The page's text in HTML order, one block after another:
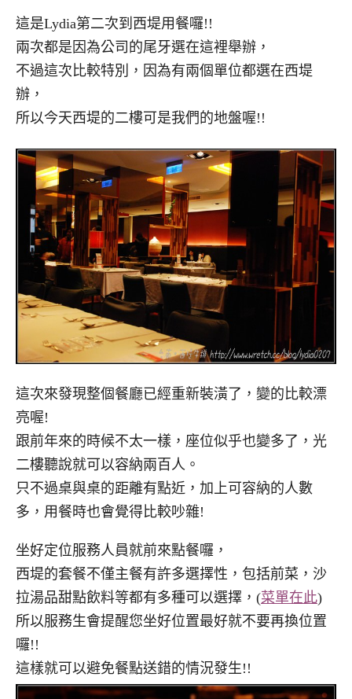
這是Lydia第二次到西堤用餐囉!!
兩次都是因為公司的尾牙選在這裡舉辦，
不過這次比較特別，因為有兩個單位都選在西堤
辦，
所以今天西堤的二樓可是我們的地盤喔!!
這次來發現整個餐廳已經重新裝潢了，變的比較漂
亮喔!
跟前年來的時候不太一樣，座位似乎也變多了，光
二樓聽說就可以容納兩百人。
只不過桌與桌的距離有點近，加上可容納的人數
多，用餐時也會覺得比較吵雜!
坐好定位服務人員就前來點餐囉，
西堤的套餐不僅主餐有許多選擇性，包括前菜，沙
拉湯品甜點飲料等都有多種可以選擇，(菜單在此)
所以服務生會提醒您坐好位置最好就不要再換位置
囉!!
這樣就可以避免餐點送錯的情況發生!!